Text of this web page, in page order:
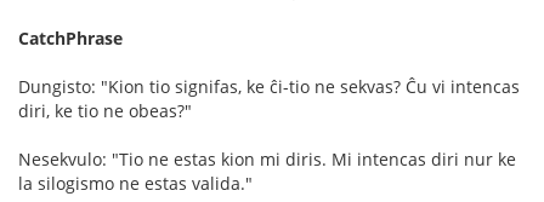
CatchPhrase
Dungisto: "Kion tio signifas, ke ĉi-tio ne sekvas? Ĉu vi intencas
diri, ke tio ne obeas?"
Nesekvulo: "Tio ne estas kion mi diris. Mi intencas diri nur ke
la silogismo ne estas valida."